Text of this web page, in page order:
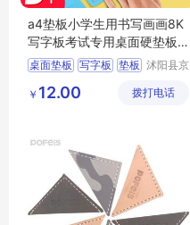
a4垫板小学生用书写画画8K
写字板考试专用桌面硬垫板
作业试卷儿童
桌面垫板 写字板 垫板 沭阳县京
心
￥ 12.00 拨打电话